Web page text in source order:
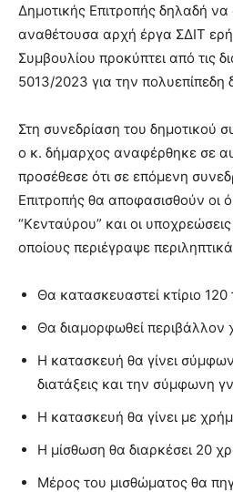
Δημοτικής Επιτροπής δηλαδή
αναθέτουσα αρχή έργα ΣΔΙΤ
Συμβουλίου προκύπτει από τις
5013/2023 για την πολυεπίπεδη
Στη συνεδρίαση του δημοτικού
ο κ. δήμαρχος αναφέρθηκε σε
προσέθεσε ότι σε επόμενη
Επιτροπής θα αποφασισθούν οι
“Κενταύρου” και οι
οποίους περιέγραψε
Θα κατασκευαστεί κτίριο 120
Θα διαμορφωθεί περιβάλλον
Η κατασκευή θα γίνει
διατάξεις και την σύμφωνη
Η κατασκευή θα γίνει με
Η μίσθωση θα διαρκέσει 20
Μέρος του μισθώματος θα